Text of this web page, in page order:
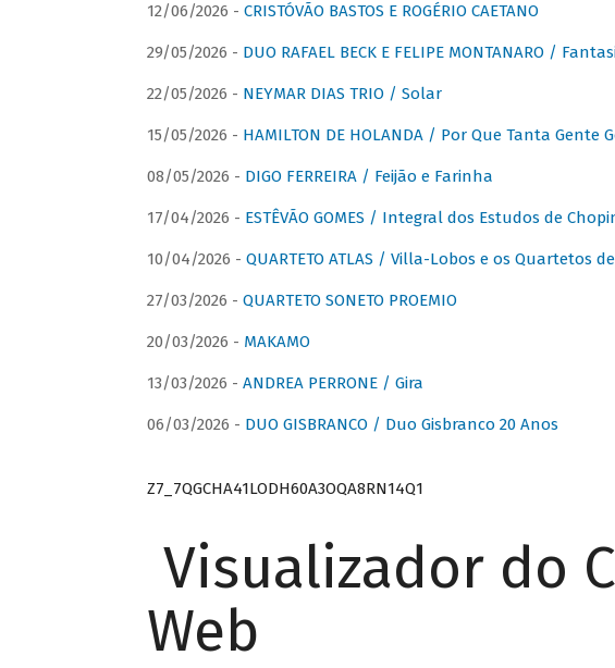
12/06/2026 - CRISTÓVÃO BASTOS E ROGÉRIO CAETANO
29/05/2026 - DUO RAFAEL BECK E FELIPE MONTANARO /
22/05/2026 - NEYMAR DIAS TRIO / Solar
15/05/2026 - HAMILTON DE HOLANDA / Por Que Tanta Gente
08/05/2026 - DIGO FERREIRA / Feijão e Farinha
17/04/2026 - ESTÊVÃO GOMES / Integral dos Estudos de
10/04/2026 - QUARTETO ATLAS / Villa-Lobos e os Quartetos
27/03/2026 - QUARTETO SONETO PROEMIO
20/03/2026 - MAKAMO
13/03/2026 - ANDREA PERRONE / Gira
06/03/2026 - DUO GISBRANCO / Duo Gisbranco 20 Anos
Z7_7QGCHA41LODH60A3OQA8RN14Q1
Visualizador do
Web